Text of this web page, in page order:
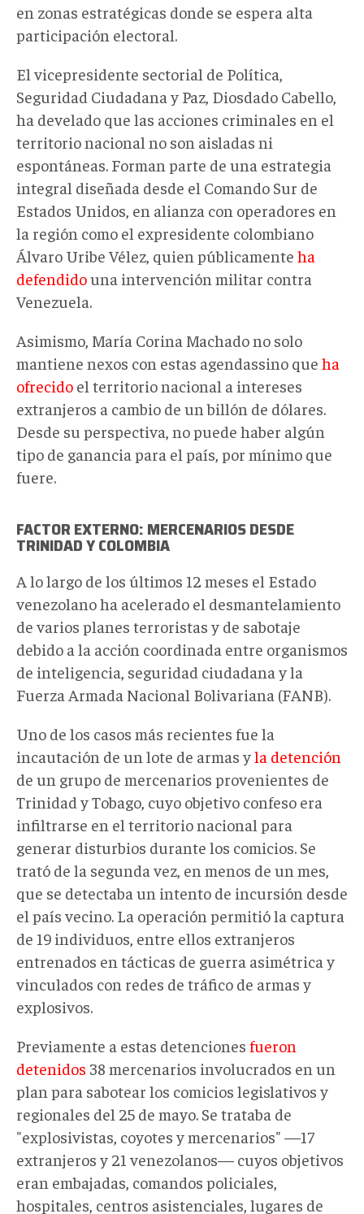
en zonas estratégicas donde se espera alta
participación electoral.
El vicepresidente sectorial de Política,
Seguridad Ciudadana y Paz, Diosdado Cabello,
ha develado que las acciones criminales en el
territorio nacional no son aisladas ni
espontáneas. Forman parte de una estrategia
integral diseñada desde el Comando Sur de
Estados Unidos, en alianza con operadores en
la región como el expresidente colombiano
Álvaro Uribe Vélez, quien públicamente ha
defendidouna intervención militar contra
Venezuela.
Asimismo, María Corina Machado no solo
mantiene nexos con estas agendassino que ha
ofrecido el territorio nacional a intereses
extranjeros a cambio de un billón de dólares.
Desde su perspectiva, no puede haber algún
tipo de ganancia para el país, por mínimo que
fuere.
FACTOR EXTERNO: MERCENARIOS DESDE
TRINIDAD Y COLOMBIA
A lo largo de los últimos 12 meses el Estado
venezolano ha acelerado el desmantelamiento
de varios planes terroristas y de sabotaje
debido a la acción coordinada entre organismos
de inteligencia, seguridad ciudadana y la
Fuerza Armada Nacional Bolivariana (FANB).
Uno de los casos más recientes fue la
incautación de un lote de armas yla detención
de un grupo de mercenarios provenientes de
Trinidad y Tobago, cuyo objetivo confeso era
infiltrarse en el territorio nacional para
generar disturbios durante los comicios. Se
trató de la segunda vez, en menos de un mes,
que se detectaba un intento de incursión desde
el país vecino. La operación permitió la captura
de 19 individuos, entre ellos extranjeros
entrenados en tácticas de guerra asimétrica y
vinculados con redes de tráfico de armas y
explosivos.
Previamente a estas detenciones fueron
detenidos 38 mercenarios involucrados en un
plan para sabotear los comicios legislativos y
regionales del 25 de mayo. Se trataba de
"explosivistas, coyotes y mercenarios" —17
extranjeros y 21 venezolanos— cuyos objetivos
eran embajadas, comandos policiales,
hospitales, centros asistenciales, lugares de